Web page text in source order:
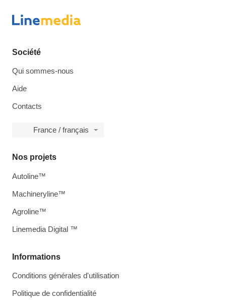
Société
Qui sommes-nous
Aide
Contacts
France / français
Informations
Conditions générales d'utilisation
Politique de confidentialité
Nos projets
Autoline™
Machineryline™
Agroline™
Linemedia Digital ™